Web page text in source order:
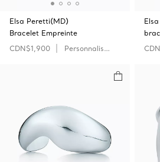
Elsa Peretti(MD)
Bracelet Empreinte
CDN$1,900
Personnaliser